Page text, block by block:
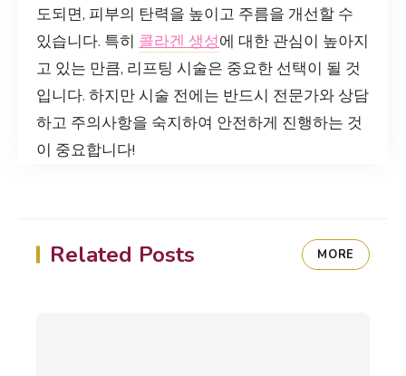
도되면, 피부의 탄력을 높이고 주름을 개선할 수
있습니다. 특히 콜라겐 생성에 대한 관심이 높아지
고 있는 만큼, 리프팅 시술은 중요한 선택이 될 것
입니다. 하지만 시술 전에는 반드시 전문가와 상담
하고 주의사항을 숙지하여 안전하게 진행하는 것
이 중요합니다!
Related Posts MORE